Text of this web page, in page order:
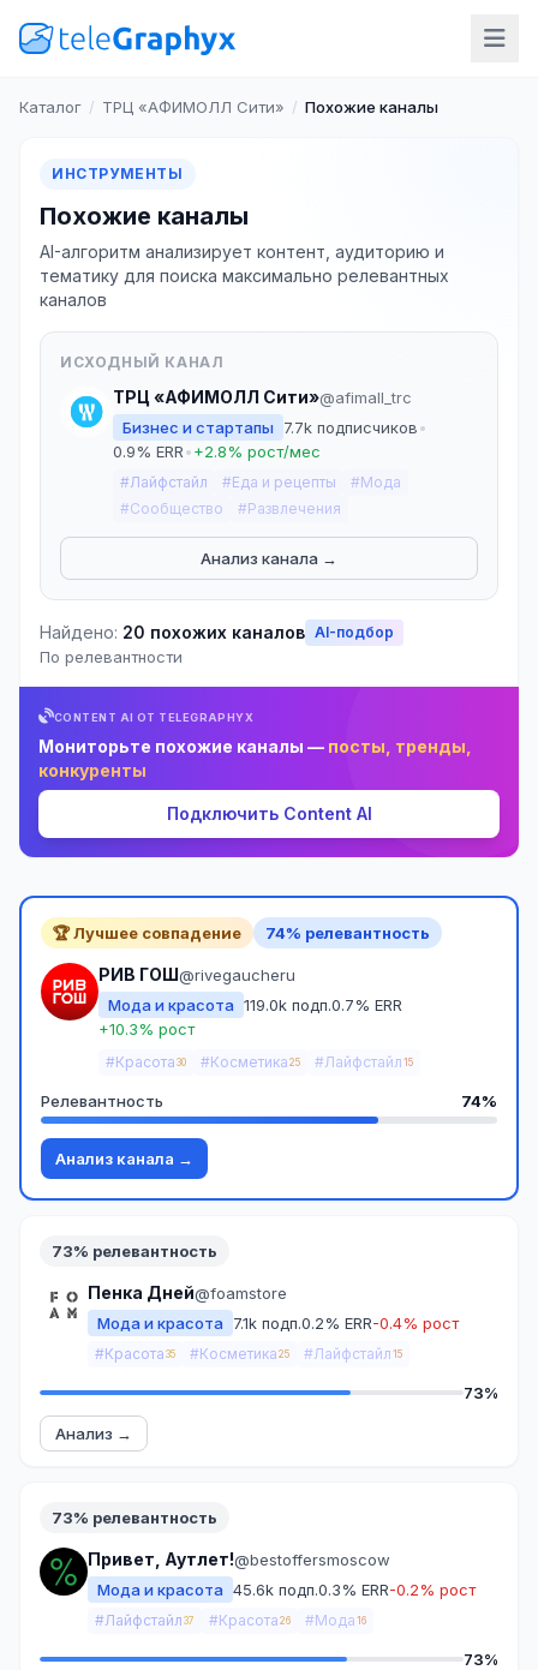
Каталог / ТРЦ «АФИМОЛЛ Сити» / Похожие каналы
ИНСТРУМЕНТЫ
Похожие каналы
AI-алгоритм анализирует контент, аудиторию и
тематику для поиска максимально релевантных
каналов
ИСХОДНЫЙ КАНАЛ
ТРЦ «АФИМОЛЛ Сити»@afimall_trc
Бизнес и стартапы
7.7k подписчиков•
0.9% ERR•+2.8% рост/мес
#Лайфстайл #Еда и рецепты
#Мода
#Сообщество
#Развлечения
Анализ канала →
Найдено: 20 похожих каналов AI-подбор
По релевантности
CONTENT AI ОТ TELEGRAPHYX
Мониторьте похожие каналы — посты, тренды,
конкуренты
Подключить Content AI
🏆 Лучшее совпадение 74% релевантность
РИВ ГОШ@rivegaucheru
Мода и красота 119.0k подп.0.7% ERR
+10.3% рост
#Красота 30 #Косметика 25 #Лайфстайл 15
Релевантность 74%
Анализ канала →
73% релевантность
Пенка Дней@foamstore
Мода и красота
7.1k подп.0.2% ERR-0.4% рост
#Красота 35 #Косметика 25 #Лайфстайл 15
73%
Анализ →
73% релевантность
Привет, Аутлет!@bestoffersmoscow
Мода и красота 45.6k подп.0.3% ERR-0.2% рост
#Лайфстайл 37 #Красота 26 #Мода 16
73%